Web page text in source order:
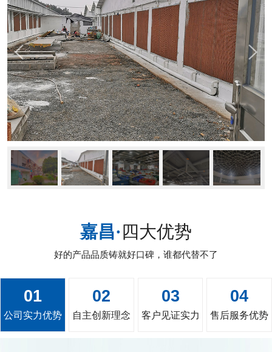
嘉昌·四大优势
好的产品品质铸就好口碑，谁都代替不了
01
公司实力优势
02
自主创新理念
03
客户见证实力
04
售后服务优势